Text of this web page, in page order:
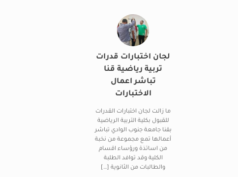
لجان اختبارات قدرات
تربية رياضية قنا
تباشر اعمال
الاختبارات
ما زالت لجان اختبارات القدرات
للقبول بكلية التربية الرياضية
بقنا جامعة جنوب الوادي تباشر
أعمالها تمع مجموعة من نخبة
من اساتذة ورؤساء اقسام
الكلية وقد توافد الطلبة
والطالبات من الثانوية […]